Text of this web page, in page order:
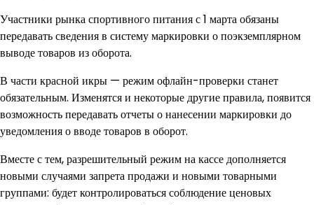
Участники рынка спортивного питания с 1 марта обязаны
передавать сведения в систему маркировки о поэкземплярном
выводе товаров из оборота.
В части красной икры — режим офлайн-проверки станет
обязательным. Изменятся и некоторые другие правила, появится
возможность передавать отчеты о нанесении маркировки до
уведомления о вводе товаров в оборот.
Вместе с тем, разрешительный режим на кассе дополняется
новыми случаями запрета продажи и новыми товарными
группами: будет контролироваться соблюдение ценовых